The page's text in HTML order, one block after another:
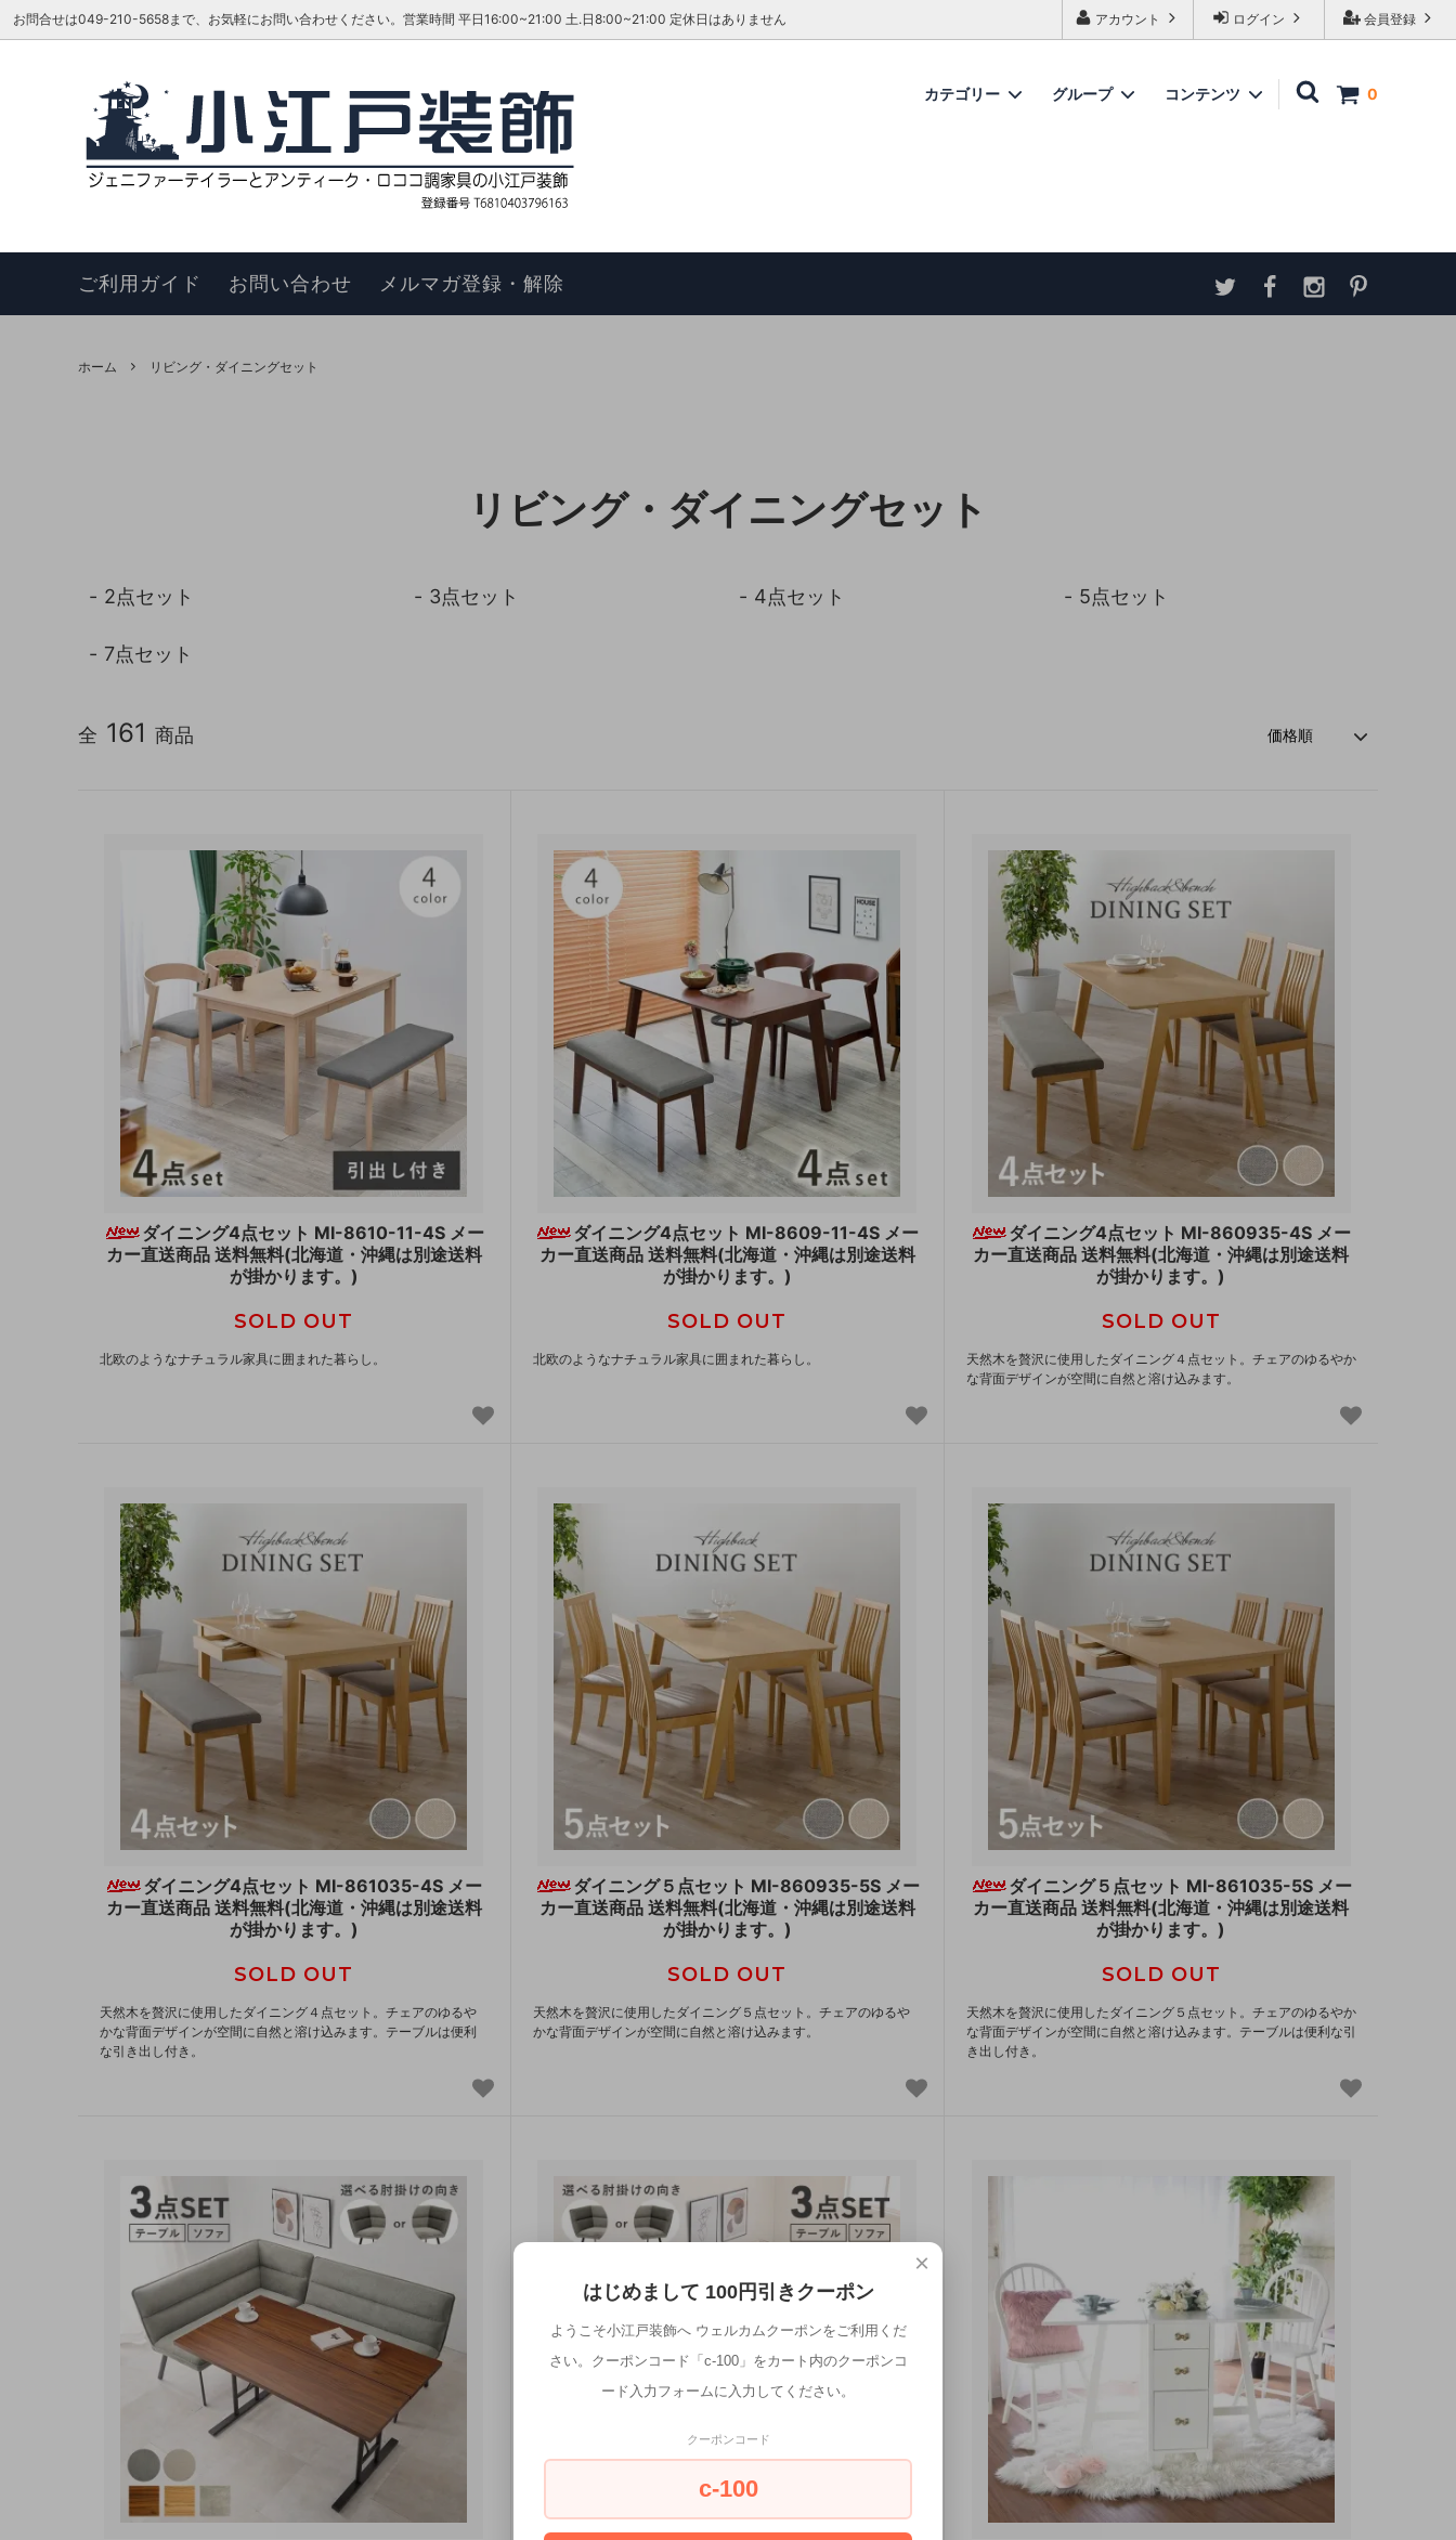
会員登録
ログイン
アカウント
お問合せは049-210-5658まで、お気軽にお問い合わせください。営業時間 平日16:00~21:00 土.日8:00~21:00 定休日はありません
0
カテゴリー
ベッド リビング・ダイニングセット
スツール
チェア ベンチ マントルピース テーブル
トイレ収納 ランドリー収納
グループ
TOKAI KAGU/東海家具工業 ジェニファーテイラー
ヴィヴィアン ホームスタイル
コンテンツ
はじめての方へ お知らせ
更新履歴
このサイトについて お買い物の手順 コエドグループ アンティーク商品 概略と取扱い方
ご利用ガイド お問い合わせ メルマガ登録・解除
ホーム リビング・ダイニングセット
リビング・ダイニングセット
2点セット 3点セット 4点セット 5点セット
7点セット
全 161 商品
ダイニング4点セット MI-8610-11-4S メー
カー直送商品 送料無料(北海道・沖縄は別途送料
が掛かります。)
SOLD OUT
北欧のようなナチュラル家具に囲まれた暮らし。
ダイニング4点セット MI-8609-11-4S メー
カー直送商品 送料無料(北海道・沖縄は別途送料
が掛かります。)
SOLD OUT
北欧のようなナチュラル家具に囲まれた暮らし。
ダイニング4点セット MI-860935-4S メー
カー直送商品 送料無料(北海道・沖縄は別途送料
が掛かります。)
SOLD OUT
天然木を贅沢に使用したダイニング４点セット。チェアのゆるやか
な背面デザインが空間に自然と溶け込みます。
ダイニング4点セット MI-861035-4S メー
カー直送商品 送料無料(北海道・沖縄は別途送料
が掛かります。)
SOLD OUT
天然木を贅沢に使用したダイニング４点セット。チェアのゆるや
かな背面デザインが空間に自然と溶け込みます。テーブルは便利
な引き出し付き。
ダイニング５点セット MI-860935-5S メー
カー直送商品 送料無料(北海道・沖縄は別途送料
が掛かります。)
SOLD OUT
天然木を贅沢に使用したダイニング５点セット。チェアのゆるや
かな背面デザインが空間に自然と溶け込みます。
ダイニング５点セット MI-861035-5S メー
カー直送商品 送料無料(北海道・沖縄は別途送料
が掛かります。)
SOLD OUT
天然木を贅沢に使用したダイニング５点セット。チェアのゆるやか
な背面デザインが空間に自然と溶け込みます。テーブルは便利な引
き出し付き。
×
はじめまして 100円引きクーポン
ようこそ小江戸装飾へ ウェルカムクーポンをご利用くだ
さい。クーポンコード「c-100」をカート内のクーポンコ
ード入力フォームに入力してください。
クーポンコード
c-100